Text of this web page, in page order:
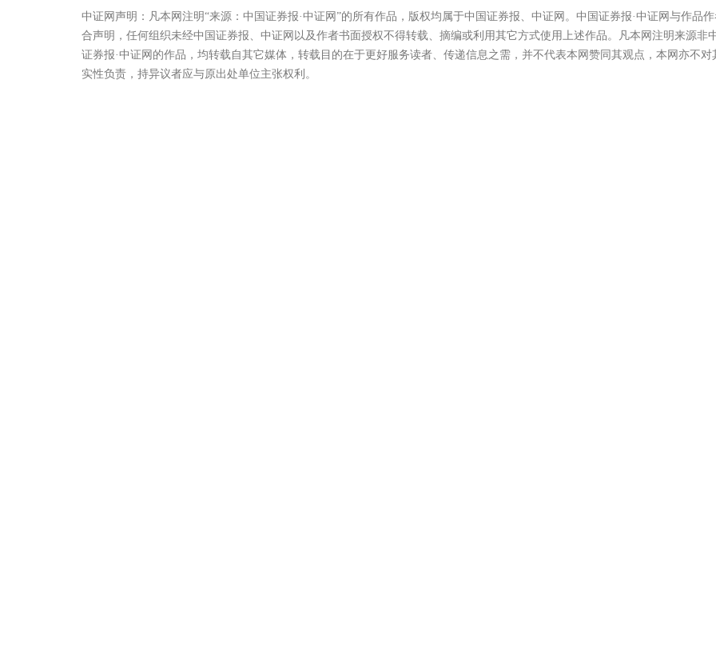
中证网声明：凡本网注明“来源：中国证券报·中证网”的所有作品，版权均属于中国证券报、中证网。中国证券报·中证网与作品
合声明，任何组织未经中国证券报、中证网以及作者书面授权不得转载、摘编或利用其它方式使用上述作品。凡本网注明来源非
证券报·中证网的作品，均转载自其它媒体，转载目的在于更好服务读者、传递信息之需，并不代表本网赞同其观点，本网亦不对
实性负责，持异议者应与原出处单位主张权利。